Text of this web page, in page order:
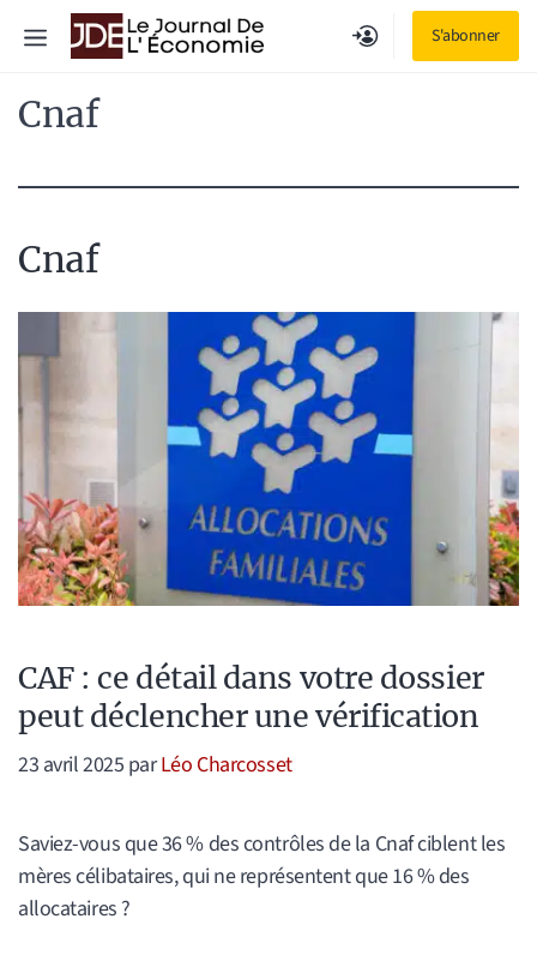
S'abonner
Menu
Cnaf
Cnaf
CAF : ce détail dans votre dossier
peut déclencher une vérification
23 avril 2025 parLéo Charcosset
Saviez-vous que 36 % des contrôles de la Cnaf ciblent les
mères célibataires, qui ne représentent que 16 % des
allocataires ?